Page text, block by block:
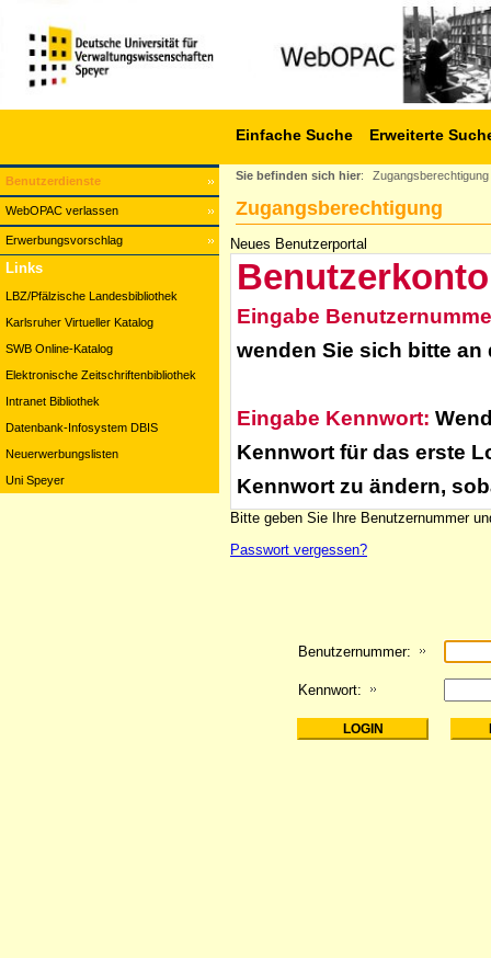
Benutzerdienste
WebOPAC verlassen
Erwerbungsvorschlag
Einfache Suche Erweiterte
Links
LBZ/Pfälzische Landesbibliothek
Karlsruher Virtueller Katalog
SWB Online-Katalog
Elektronische Zeitschriftenbibliothek
Intranet Bibliothek
Datenbank-Infosystem DBIS
Neuerwerbungslisten
Uni Speyer
Sie befinden sich hier: Zugangsberechtigung
Zugangsberechtigung
Neues Benutzerportal
Benutzerkonto
Eingabe
wenden Sie sich bitte
Eingabe Kennwort:
Kennwort für das erste
Kennwort zu ändern,
Bitte geben Sie Ihre Benutzernummer
Passwort vergessen?
Benutzernummer:
Kennwort: